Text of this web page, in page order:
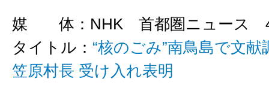
媒 体：NHK 首都圏ニュース 4
タイトル： “核のごみ”南鳥島で文
笠原村長 受け入れ表明